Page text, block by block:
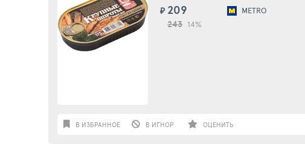
₽ 209
243 14%
METRO
В ИЗБРАННОЕ В ИГНОР ОЦЕНИТЬ